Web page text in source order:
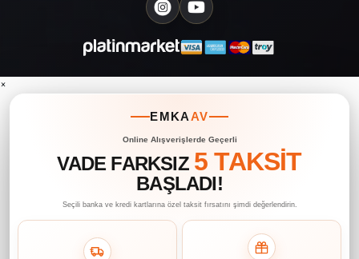
×
EMKAAV
Online Alışverişlerde Geçerli
VADE FARKSIZ 5 TAKSİT
BAŞLADI!
Seçili banka ve kredi kartlarına özel taksit fırsatını şimdi değerlendirin.